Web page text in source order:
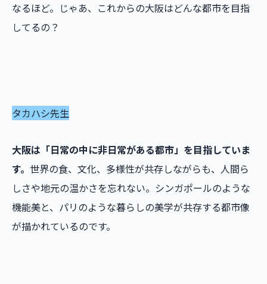
なるほど。じゃあ、これからの大阪はどんな都市を目指
してるの？
タカハシ先生
大阪は「日常の中に非日常がある都市」を目指していま
す。 世界の食、文化、多様性が共存しながらも、人間ら
しさや地元の温かさを忘れない。シンガポールのような
機能美と、パリのような暮らしの美学が共存する都市像
が描かれているのです。